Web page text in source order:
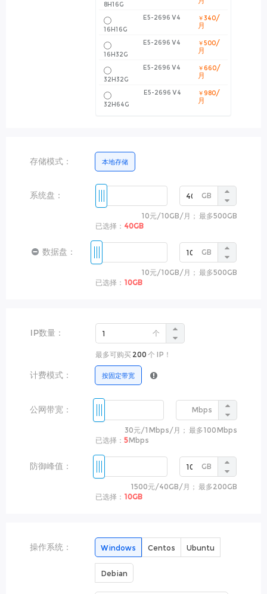
8H16G
16H16G
E5-2696 V4 ￥340/
月
16H32G
E5-2696 V4 ￥500/
月
32H32G
E5-2696 V4 ￥660/
月
32H64G
E5-2696 V4 ￥980/
月
存储模式： 本地存储
系统盘： GB
10元/10GB/月 ； 最多500GB
已选择： 40GB
数据盘： GB
10元/10GB/月 ； 最多500GB
已选择： 10GB
IP数量： 个
最多可购买 200 个 IP！
计费模式： 按固定带宽
公网带宽： Mbps
30元/1Mbps/月 ； 最多100Mbps
已选择： 5Mbps
防御峰值： GB
1500元/40GB/月 ； 最多200GB
已选择： 10GB
操作系统： Windows Centos Ubuntu
Debian